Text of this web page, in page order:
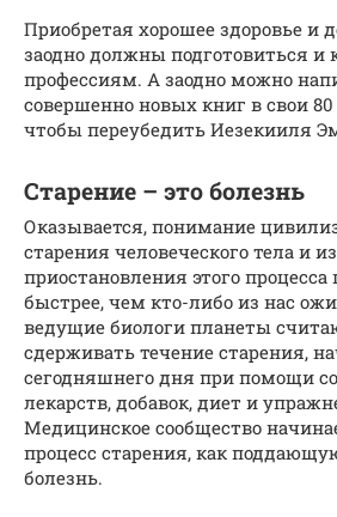
Приобретая хорошее здоровье и
заодно должны подготовиться и
профессиям. А заодно можно
совершенно новых книг в свои
чтобы переубедить Иезекииля
Старение – это болезнь
Оказывается, понимание
старения человеческого тела и
приостановления этого
быстрее, чем кто-либо из нас
ведущие биологи планеты
сдерживать течение старения,
сегодняшнего дня при помощи
лекарств, добавок, диет и
Медицинское сообщество
процесс старения, как
болезнь.